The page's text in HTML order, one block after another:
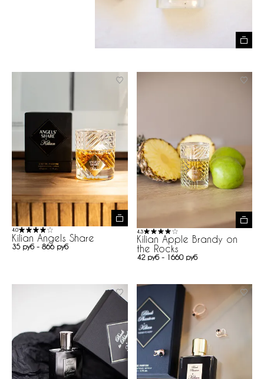
4.0
Kilian Angels Share
35 руб - 866 руб
4.3
Kilian Apple Brandy on
the Rocks
42 руб - 1660 руб